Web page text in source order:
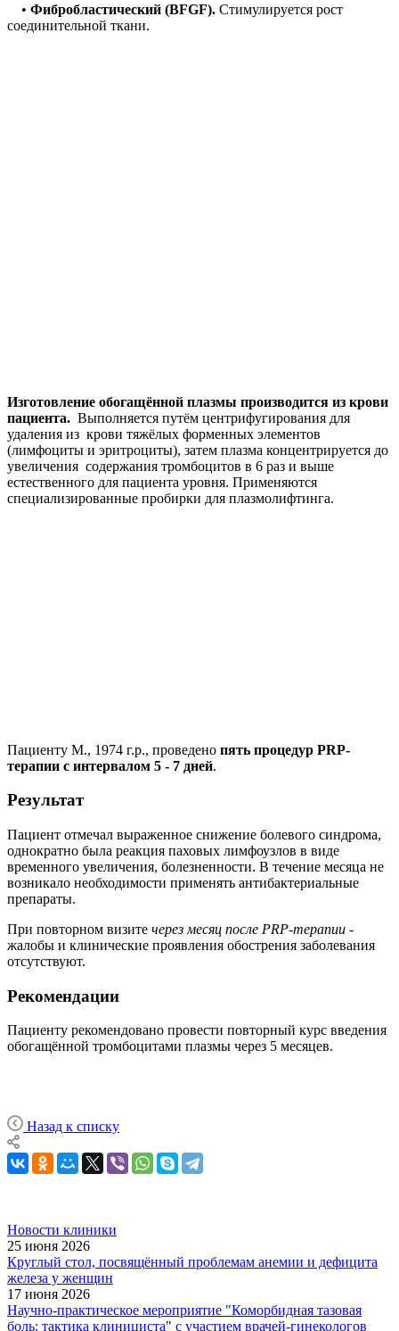
• Фибробластический (BFGF). Стимулируется рост
соединительной ткани.
Изготовление обогащённой плазмы производится из крови
пациента. Выполняется путём центрифугирования для
удаления из крови тяжёлых форменных элементов
(лимфоциты и эритроциты), затем плазма концентрируется до
увеличения содержания тромбоцитов в 6 раз и выше
естественного для пациента уровня. Применяются
специализированные пробирки для плазмолифтинга.
Пациенту М., 1974 г.р., проведено пять процедур PRP-
терапии с интервалом 5 - 7 дней.
Результат
Пациент отмечал выраженное снижение болевого синдрома,
однократно была реакция паховых лимфоузлов в виде
временного увеличения, болезненности. В течение месяца не
возникало необходимости применять антибактериальные
препараты.
При повторном визите через месяц после PRP-терапии -
жалобы и клинические проявления обострения заболевания
отсутствуют.
Рекомендации
Пациенту рекомендовано провести повторный курс введения
обогащённой тромбоцитами плазмы через 5 месяцев.
Назад к списку
Новости клиники
25 июня 2026
Круглый стол, посвящённый проблемам анемии и дефицита
железа у женщин
17 июня 2026
Научно-практическое мероприятие "Коморбидная тазовая
боль: тактика клинициста" с участием врачей-гинекологов